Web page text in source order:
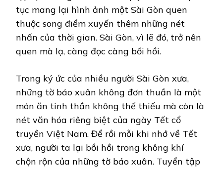
tục mang lại hình ảnh một Sài Gòn quen
thuộc song điểm xuyến thêm những nét
nhấn của thời gian. Sài Gòn, vì lẽ đó, trở nên
quen mà lạ, càng đọc càng bồi hồi.
Trong ký ức của nhiều người Sài Gòn xưa,
những tờ báo xuân không đơn thuần là một
món ăn tinh thần không thể thiếu mà còn là
nét văn hóa riêng biệt của ngày Tết cổ
truyền Việt Nam. Để rồi mỗi khi nhớ về Tết
xưa, người ta lại bồi hồi trong không khí
chộn rộn của những tờ báo xuân. Tuyển tập